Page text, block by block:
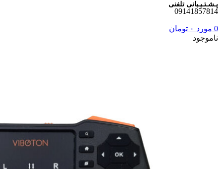
پـشـتـیـبانی تلفنی
09141857814
0 مورد ۰ تومان
ناموجود